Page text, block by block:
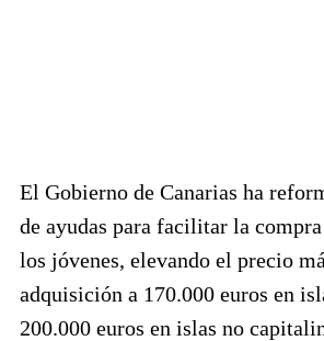
El Gobierno de Canarias ha
de ayudas para facilitar la
los jóvenes, elevando el precio
adquisición a 170.000 euros en
200.000 euros en islas no